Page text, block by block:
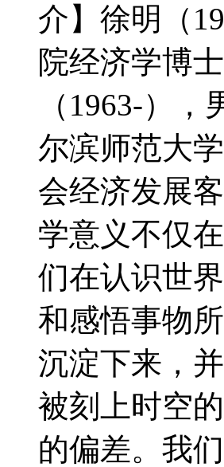
介】徐明（
院经济学博
（1963-）
尔滨师范大
会经济发展
学意义不仅
们在认识世
和感悟事物
沉淀下来，
被刻上时空
的偏差。我